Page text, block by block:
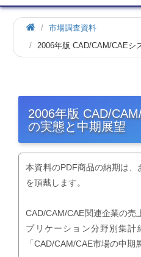
市場調査資料
2006年版 CAD/CAM/CAEシ
2006年版 CAD/
の実態と中期展望
本資料のPDF商品の納期は
を頂戴します。
CAD/CAM/CAE関連企業の売
プリケーション分野別集
「CAD/CAM/CAE市場の中期